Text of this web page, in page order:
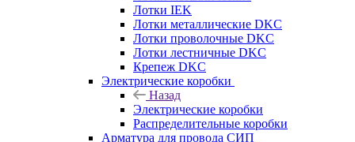
Лотки IEK
Лотки металлические DKC
Лотки проволочные DKC
Лотки лестничные DKC
Крепеж DKC
Электрические коробки
Назад
Электрические коробки
Распределительные коробки
Арматура для провода СИП